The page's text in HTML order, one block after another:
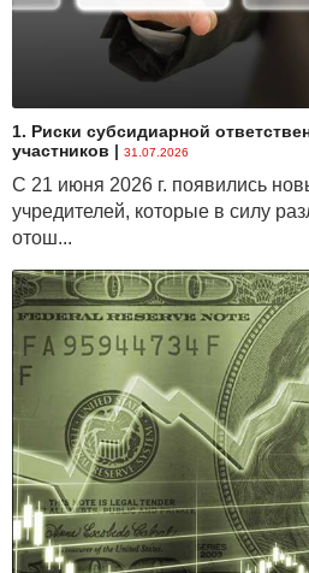
1. Риски субсидиарной
участников | 31.07.2026
С 21 июня 2026 г. появились
учредителей, которые в силу
отош...